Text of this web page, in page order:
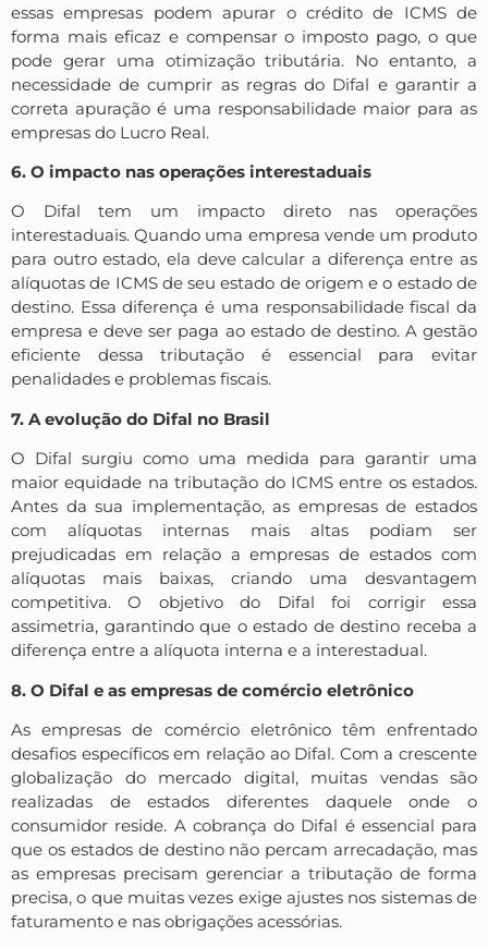
essas empresas podem apurar o crédito de ICMS de
forma mais eficaz e compensar o imposto pago, o que
pode gerar uma otimização tributária. No entanto, a
necessidade de cumprir as regras do Difal e garantir a
correta apuração é uma responsabilidade maior para as
empresas do Lucro Real.
6. O impacto nas operações interestaduais
O Difal tem um impacto direto nas operações
interestaduais. Quando uma empresa vende um produto
para outro estado, ela deve calcular a diferença entre as
alíquotas de ICMS de seu estado de origem e o estado de
destino. Essa diferença é uma responsabilidade fiscal da
empresa e deve ser paga ao estado de destino. A gestão
eficiente dessa tributação é essencial para evitar
penalidades e problemas fiscais.
7. A evolução do Difal no Brasil
O Difal surgiu como uma medida para garantir uma
maior equidade na tributação do ICMS entre os estados.
Antes da sua implementação, as empresas de estados
com alíquotas internas mais altas podiam ser
prejudicadas em relação a empresas de estados com
alíquotas mais baixas, criando uma desvantagem
competitiva. O objetivo do Difal foi corrigir essa
assimetria, garantindo que o estado de destino receba a
diferença entre a alíquota interna e a interestadual.
8. O Difal e as empresas de comércio eletrônico
As empresas de comércio eletrônico têm enfrentado
desafios específicos em relação ao Difal. Com a crescente
globalização do mercado digital, muitas vendas são
realizadas de estados diferentes daquele onde o
consumidor reside. A cobrança do Difal é essencial para
que os estados de destino não percam arrecadação, mas
as empresas precisam gerenciar a tributação de forma
precisa, o que muitas vezes exige ajustes nos sistemas de
faturamento e nas obrigações acessórias.